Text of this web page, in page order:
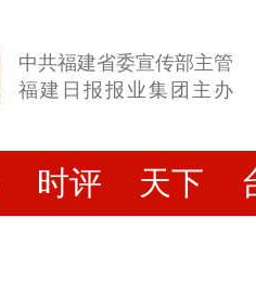
中共福建省委宣传部主管
福建日报报业集团主办
时评 天下